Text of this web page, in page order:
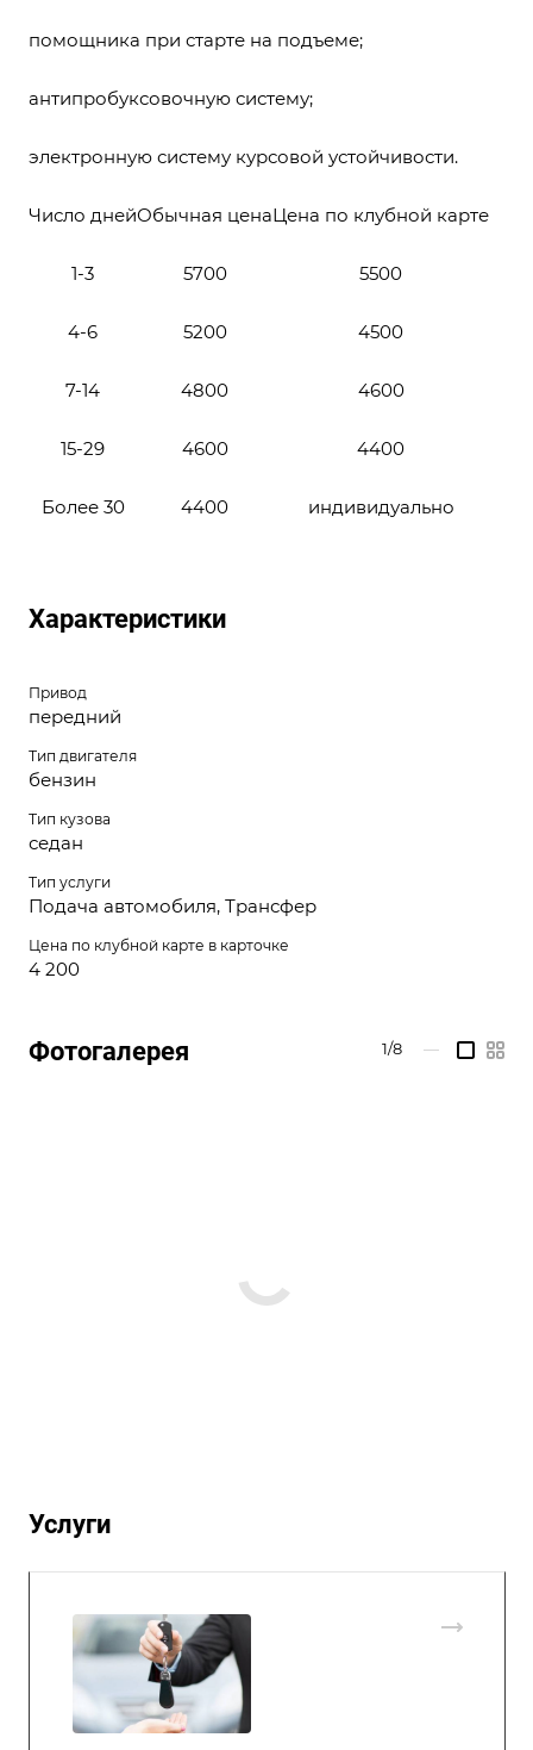
помощника при старте на подъеме;
антипробуксовочную систему;
электронную систему курсовой устойчивости.
Число днейОбычная ценаЦена по клубной карте
1-3 5700 5500
4-6 5200 4500
7-14 4800 4600
15-29 4600 4400
Более 30 4400 индивидуально
Характеристики
Привод
передний
Тип двигателя
бензин
Тип кузова
седан
Тип услуги
Подача автомобиля, Трансфер
Цена по клубной карте в карточке
4 200
Фотогалерея 1/8 —
Услуги